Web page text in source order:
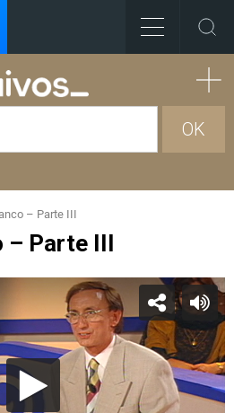
OK
– Parte III
– Parte III